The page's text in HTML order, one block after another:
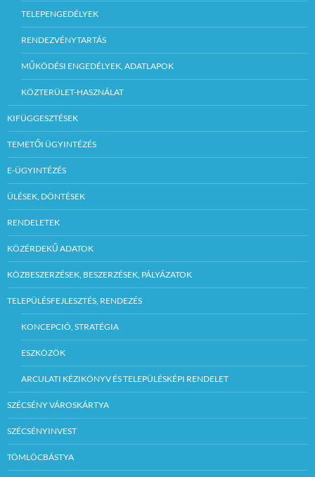
TELEPENGEDÉLYEK
RENDEZVÉNYTARTÁS
MŰKÖDÉSI ENGEDÉLYEK, ADATLAPOK
KÖZTERÜLET-HASZNÁLAT
KIFÜGGESZTÉSEK
TEMETŐI ÜGYINTÉZÉS
E-ÜGYINTÉZÉS
ÜLÉSEK, DÖNTÉSEK
RENDELETEK
KÖZÉRDEKŰ ADATOK
KÖZBESZERZÉSEK, BESZERZÉSEK, PÁLYÁZATOK
TELEPÜLÉSFEJLESZTÉS, RENDEZÉS
KONCEPCIÓ, STRATÉGIA
ESZKÖZÖK
ARCULATI KÉZIKÖNYV ÉS TELEPÜLÉSKÉPI RENDELET
SZÉCSÉNY VÁROSKÁRTYA
SZÉCSÉNYINVEST
TÖMLÖCBÁSTYA